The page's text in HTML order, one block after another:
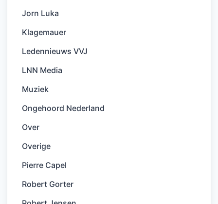
Jorn Luka
Klagemauer
Ledennieuws VVJ
LNN Media
Muziek
Ongehoord Nederland
Over
Overige
Pierre Capel
Robert Gorter